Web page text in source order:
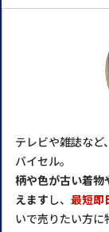
テレビや雑誌など
バイセル。
柄や色が古い着物
えます し、 最短即
いで売りたい方に